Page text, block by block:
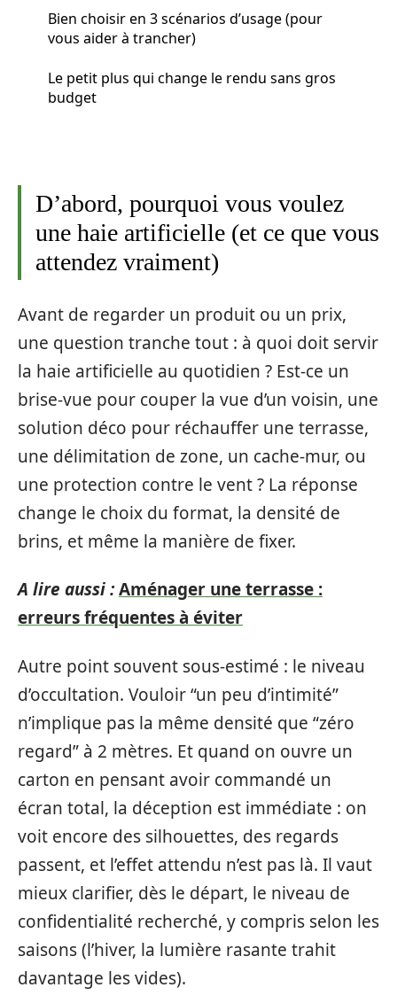
Bien choisir en 3 scénarios d’usage (pour
vous aider à trancher)
Le petit plus qui change le rendu sans gros
budget
D’abord, pourquoi vous voulez
une haie artificielle (et ce que vous
attendez vraiment)
Avant de regarder un produit ou un prix,
une question tranche tout : à quoi doit servir
la haie artificielle au quotidien ? Est-ce un
brise-vue pour couper la vue d’un voisin, une
solution déco pour réchauffer une terrasse,
une délimitation de zone, un cache-mur, ou
une protection contre le vent ? La réponse
change le choix du format, la densité de
brins, et même la manière de fixer.
A lire aussi :Aménager une terrasse :
erreurs fréquentes à éviter
Autre point souvent sous-estimé : le niveau
d’occultation. Vouloir “un peu d’intimité”
n’implique pas la même densité que “zéro
regard” à 2 mètres. Et quand on ouvre un
carton en pensant avoir commandé un
écran total, la déception est immédiate : on
voit encore des silhouettes, des regards
passent, et l’effet attendu n’est pas là. Il vaut
mieux clarifier, dès le départ, le niveau de
confidentialité recherché, y compris selon les
saisons (l’hiver, la lumière rasante trahit
davantage les vides).